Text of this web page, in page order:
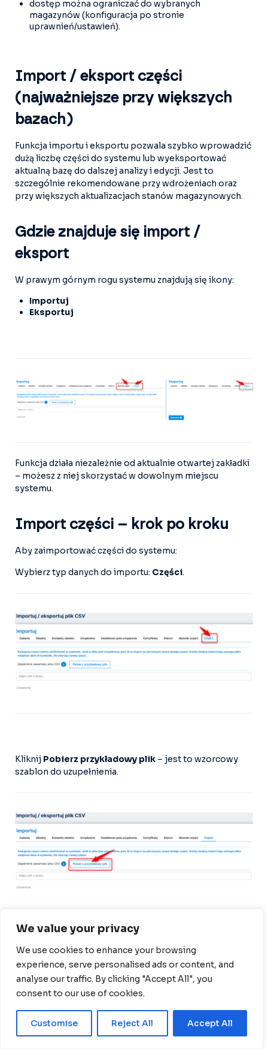
We value your privacy
We use cookies to enhance your browsing
experience, serve personalised ads or content, and
analyse our traffic. By clicking "Accept All", you
consent to our use of cookies.
Customise Reject All Accept All
dostęp można ograniczać do wybranych
magazynów (konfiguracja po stronie
uprawnień/ustawień).
Import / eksport części
(najważniejsze przy większych
bazach)
Funkcja importu i eksportu pozwala szybko wprowadzić
dużą liczbę części do systemu lub wyeksportować
aktualną bazę do dalszej analizy i edycji. Jest to
szczególnie rekomendowane przy wdrożeniach oraz
przy większych aktualizacjach stanów magazynowych.
Gdzie znajduje się import /
eksport
W prawym górnym rogu systemu znajdują się ikony:
Importuj
Eksportuj
Funkcja działa niezależnie od aktualnie otwartej zakładki
– możesz z niej skorzystać w dowolnym miejscu
systemu.
Import części – krok po kroku
Aby zaimportować części do systemu:
Wybierz typ danych do importu: Części.
Kliknij Pobierz przykładowy plik – jest to wzorcowy
szablon do uzupełnienia.
Otwórz plik i uzupełnij dane – objaśnienie pól możesz
sprawdzić w niżej wskazanym miejscu: